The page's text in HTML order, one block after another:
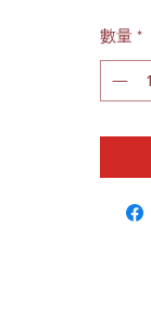
數量 *